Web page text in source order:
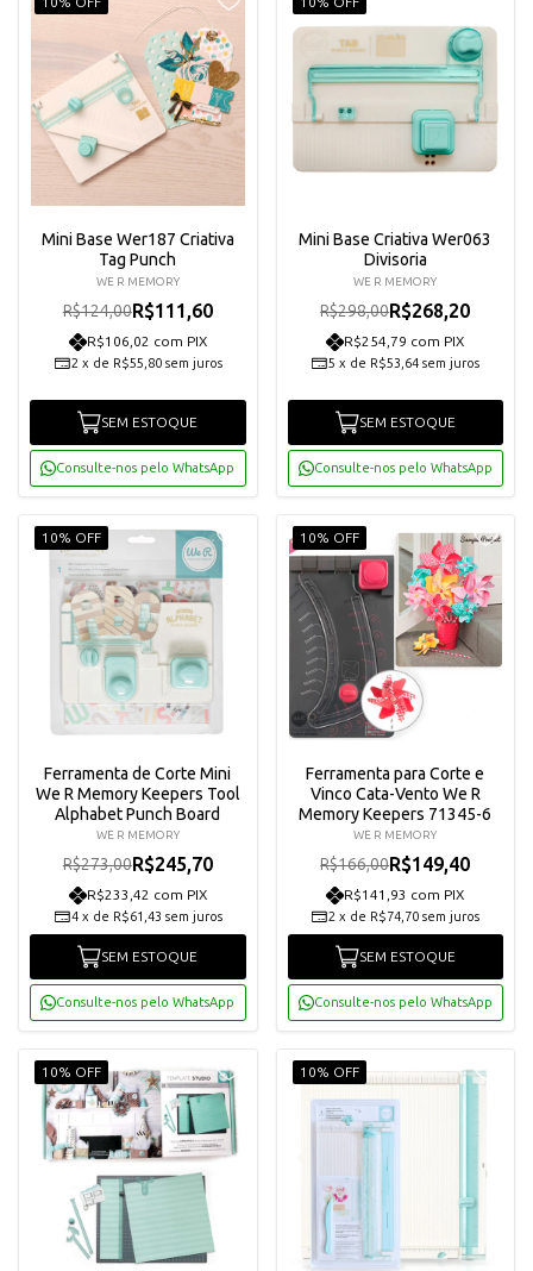
Mini Base Wer187 Criativa
Tag Punch
WE R MEMORY
R$124,00R$111,60
R$106,02 com PIX
2 x de R$55,80 sem juros
SEM ESTOQUE
Consulte-nos pelo WhatsApp
Mini Base Criativa Wer063
Divisoria
WE R MEMORY
R$298,00R$268,20
R$254,79 com PIX
5 x de R$53,64 sem juros
SEM ESTOQUE
Consulte-nos pelo WhatsApp
10% OFF
Ferramenta de Corte Mini
We R Memory Keepers Tool
Alphabet Punch Board
WE R MEMORY
R$273,00R$245,70
R$233,42 com PIX
4 x de R$61,43 sem juros
SEM ESTOQUE
Consulte-nos pelo WhatsApp
10% OFF
Ferramenta para Corte e
Vinco Cata-Vento We R
Memory Keepers 71345-6
WE R MEMORY
R$166,00R$149,40
R$141,93 com PIX
2 x de R$74,70 sem juros
SEM ESTOQUE
Consulte-nos pelo WhatsApp
10% OFF 10% OFF